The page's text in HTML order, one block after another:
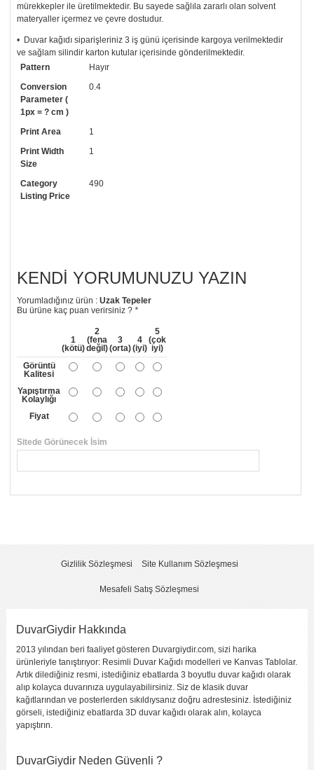
mürekkepler ile üretilmektedir. Bu sayede sağlıla zararlı olan solvent
materyaller içermez ve çevre dostudur.
• Duvar kağıdı siparişleriniz 3 iş günü içerisinde kargoya verilmektedir
ve sağlam silindir karton kutular içerisinde gönderilmektedir.
• Tutkalınız, siparişiniz ile birlikte ücretsiz olarak gönderilecektir.
Uygulaması standart duvar kağıdı ile aynıdır. Siparişiniz ile birlikte
uygulama kılavuzu da gönderilecektir.
arayıp talebinizi iletebilirsiniz.
• Görselde düzenleme yaptırmak istiyorsanız yine bize telefon
numaramızdan ulaşabilirsiniz.
Pattern
Hayır
Conversion
Parameter (
1px = ? cm )
0.4
Print Area
1
Print Width
Size
1
Category
Listing Price
490
KENDI YORUMUNUZU YAZIN
Yorumladığınız ürün :Uzak Tepeler
Bu ürüne kaç puan verirsiniz ?*
1
(kötü)
2
(fena
değil)
3
(orta)
4
(iyi)
5
(çok
iyi)
Görüntü
Kalitesi
Yapıştırma
Kolaylığı
Fiyat
Sitede Görünecek İsim
Yorumu Gönder
Gizlilik Sözleşmesi Site Kullanım Sözleşmesi
Mesafeli Satış Sözleşmesi
DuvarGiydir Hakkında
2013 yılından beri faaliyet gösteren Duvargiydir.com, sizi harika
ürünleriyle tanıştırıyor: Resimli Duvar Kağıdı modelleri ve Kanvas Tablolar.
Artık dilediğiniz resmi, istediğiniz ebatlarda 3 boyutlu duvar kağıdı olarak
alıp kolayca duvarınıza uygulayabilirsiniz. Siz de klasik duvar
kağıtlarından ve posterlerden sıkıldıysanız doğru adrestesiniz. İstediğiniz
görseli, istediğiniz ebatlarda 3D duvar kağıdı olarak alın, kolayca
yapıştırın.
DuvarGiydir Neden Güvenli ?